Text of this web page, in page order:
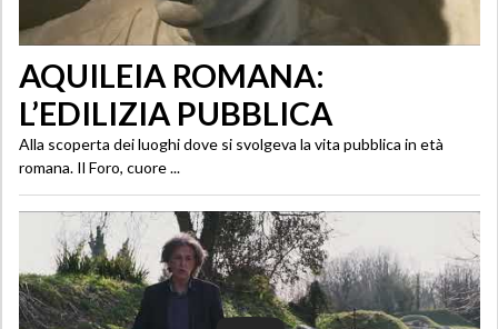
AQUILEIA ROMANA:
L’EDILIZIA PUBBLICA
Alla scoperta dei luoghi dove si svolgeva la vita pubblica in età
romana. Il Foro, cuore ...